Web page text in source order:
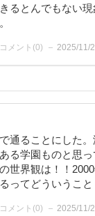
るとんでもない
コメント(0) 2025/11/
通ることにした
る学園ものと思
世界観は！！
ってどういうこと
コメント(0) 2025/11/